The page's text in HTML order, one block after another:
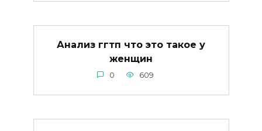
Анализ ггтп что это такое у
женщин
0 609